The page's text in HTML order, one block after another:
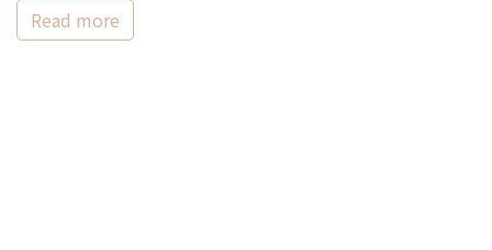
Read more